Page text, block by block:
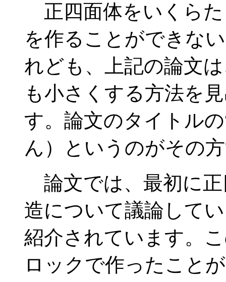
正四面体をいくら
を作ることができな
れども、上記の論文
も小さくする方法を
す。論文のタイトル
ん）というのがその
論文では、最初に
造について議論して
紹介されています。
ロックで作ったこと